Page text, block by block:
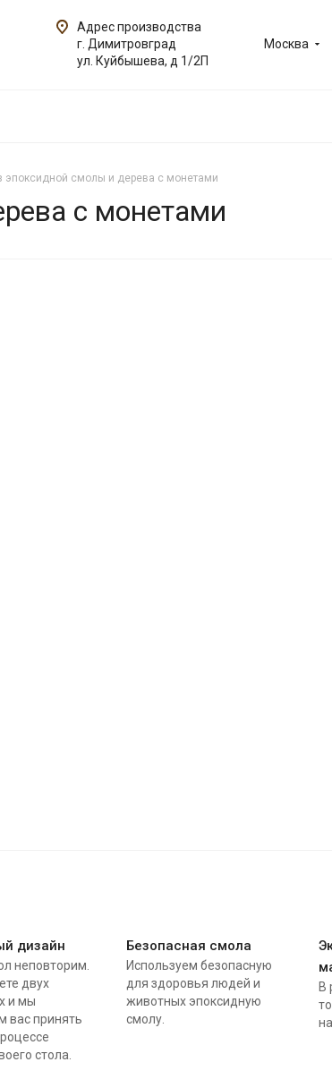
Москва
Адрес производства
г. Димитровград
ул. Куйбышева, д 1/2П
эпоксидной смолы и дерева с монетами
с монетами
дизайн
неповторим.
двух
и мы
вас принять
стола.
Безопасная смола
Используем безопасную
для здоровья людей и
животных эпоксидную
смолу.
В